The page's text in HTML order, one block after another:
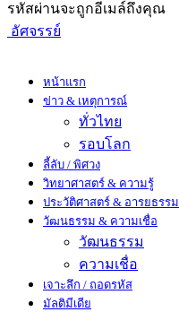
รหัสผ่านจะถูกอีเมล์ถึงคุณ
อัศจรรย์
หน้าแรก
ข่าว & เหตุการณ์
ทั่วไทย
รอบโลก
ลี้ลับ / พิศวง
วิทยาศาสตร์ & ความรู้
ประวัติศาสตร์ & อารยธรรม
วัฒนธรรม & ความเชื่อ
วัฒนธรรม
ความเชื่อ
เจาะลึก / ถอดรหัส
มัลติมีเดีย